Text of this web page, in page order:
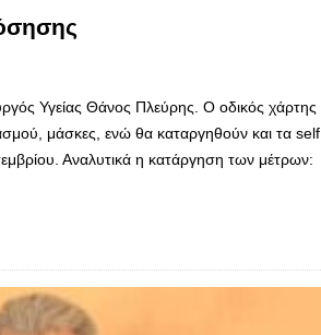
Υγείας Θάνος Πλεύρης. Ο οδικός χάρτης
μάσκες, ενώ θα καταργηθούν και τα self
Αναλυτικά η κατάργηση των μέτρων: